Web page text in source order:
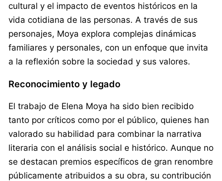
cultural y el impacto de eventos históricos en la
vida cotidiana de las personas. A través de sus
personajes, Moya explora complejas dinámicas
familiares y personales, con un enfoque que invita
a la reflexión sobre la sociedad y sus valores.
Reconocimiento y legado
El trabajo de Elena Moya ha sido bien recibido
tanto por críticos como por el público, quienes han
valorado su habilidad para combinar la narrativa
literaria con el análisis social e histórico. Aunque no
se destacan premios específicos de gran renombre
públicamente atribuidos a su obra, su contribución